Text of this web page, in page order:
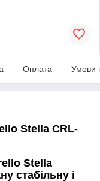
Оплата Умови
Stella CRL-
Stella
стабільну і